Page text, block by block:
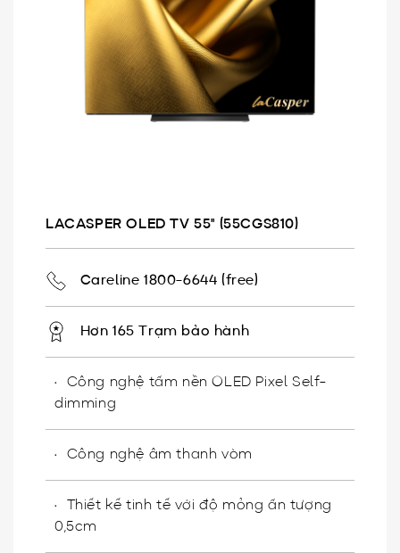
LACASPER OLED TV 55" (55CGS810)
Careline 1800-6644 (free)
Hơn 165 Trạm bảo hành
Công nghệ tấm nền OLED Pixel Self-
dimming
Công nghệ âm thanh vòm
Thiết kế tinh tế với độ mỏng ấn tượng
0,5cm